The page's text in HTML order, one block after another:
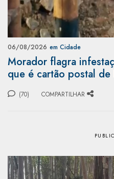
06/08/2026 em Cidade
Morador flagra
que é cartão postal
(70) COMPARTILHAR